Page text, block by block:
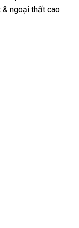
ngoại thất cao